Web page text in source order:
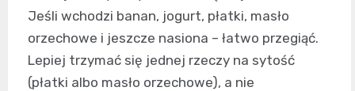
Jeśli wchodzi banan, jogurt, płatki, masło
orzechowe i jeszcze nasiona – łatwo przegiąć.
Lepiej trzymać się jednej rzeczy na sytość
(płatki albo masło orzechowe), a nie